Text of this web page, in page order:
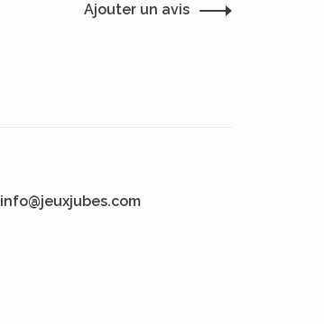
Ajouter un avis
info@jeuxjubes.com